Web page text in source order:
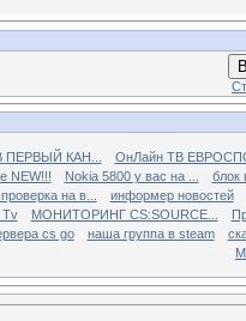
ПЕРВЫЙ КАН...
ОнЛайн ТВ
NEW!!! Nokia 5800 у вас на ...
блок
на в...
информер новостей
Tv МОНИТОРИНГ CS:SOURCE...
cs go наша группа в steam